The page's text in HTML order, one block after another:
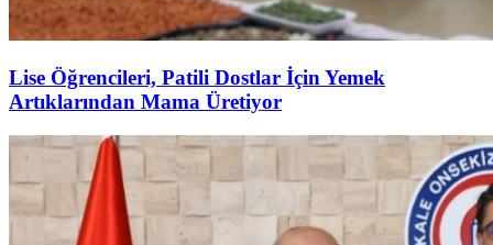
Lise Öğrencileri, Patili Dostlar İçin Yemek
Artıklarından Mama Üretiyor